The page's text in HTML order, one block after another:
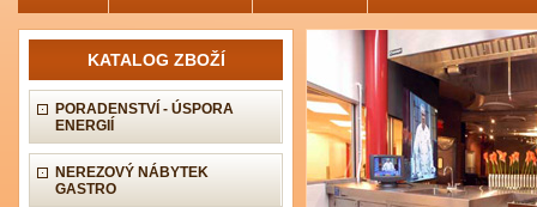
KATALOG ZBOŽÍ
PORADENSTVÍ - ÚSPORA
ENERGIÍ
NEREZOVÝ NÁBYTEK
GASTRO